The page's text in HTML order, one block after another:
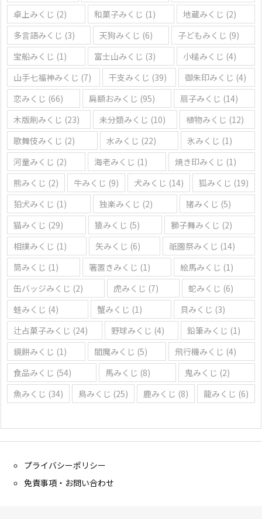
卓上みくじ (2) 和菓子みくじ (1) 地蔵みくじ (2)
多言語みくじ (3) 天狗みくじ (6) 子どもみくじ (9)
宝船みくじ (1) 富士山みくじ (3) 小槌みくじ (4)
山手七福神みくじ (7) 干支みくじ (39) 御朱印みくじ (4)
恋みくじ (66) 扁額おみくじ (95) 扇子みくじ (14)
木版刷みくじ (23) 未分類みくじ (10) 植物みくじ (12)
歌舞伎みくじ (2) 水みくじ (22) 氷みくじ (1)
河童みくじ (2) 海老みくじ (1) 焼き印みくじ (1)
熊みくじ (2) 牛みくじ (9) 犬みくじ (14) 狐みくじ (19)
狛犬みくじ (1) 独楽みくじ (2) 猪みくじ (5)
猫みくじ (29) 猿みくじ (5) 獅子舞みくじ (2)
相撲みくじ (1) 矢みくじ (6) 祇園祭みくじ (14)
筒みくじ (1) 箸置きみくじ (1) 絵馬みくじ (1)
缶バッジみくじ (2) 虎みくじ (7) 蛇みくじ (6)
蛙みくじ (4) 蟹みくじ (1) 貝みくじ (3)
辻占菓子みくじ (24) 野球みくじ (4) 鉛筆みくじ (1)
鏡餅みくじ (1) 閻魔みくじ (5) 飛行機みくじ (4)
食品みくじ (54) 馬みくじ (8) 鬼みくじ (2)
魚みくじ (34) 鳥みくじ (25) 鹿みくじ (8) 龍みくじ (6)
プライバシーポリシー
免責事項・お問い合わせ